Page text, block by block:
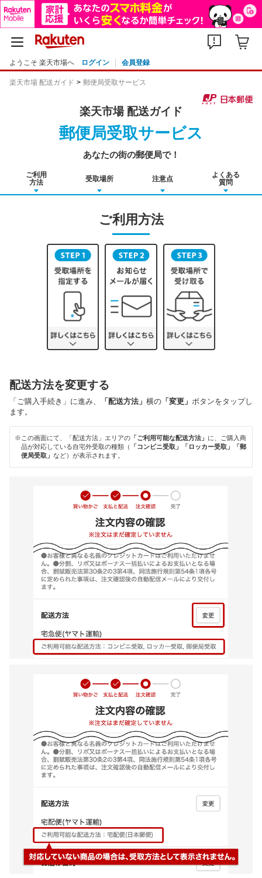
ようこそ 楽天市場へ ログイン 会員登録
楽天市場 配送ガイド 郵便局受取サービス
楽天市場 配送ガイド
郵便局受取サービス
あなたの街の郵便局で！
ご利用
方法
受取場所 注意点
よくある
質問
ご利用方法
配送方法を変更する
「ご購入手続き」に進み、 「配送方法」 横の 「変更」 ボタンをタップし
ます。
※この画面にて、「配送方法」エリアの 「ご利用可能な配送方法」 に、ご購入商
品が対応している自宅外受取の種類（
「コンビニ受取」「ロッカー受取」「郵
便局受取」 など）が表示されます。